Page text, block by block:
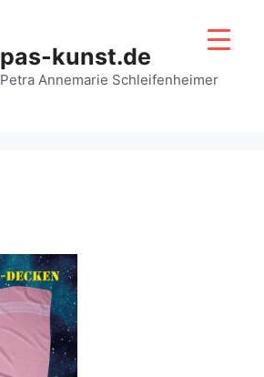
pas-kunst.de
Petra Annemarie Schleifenheimer